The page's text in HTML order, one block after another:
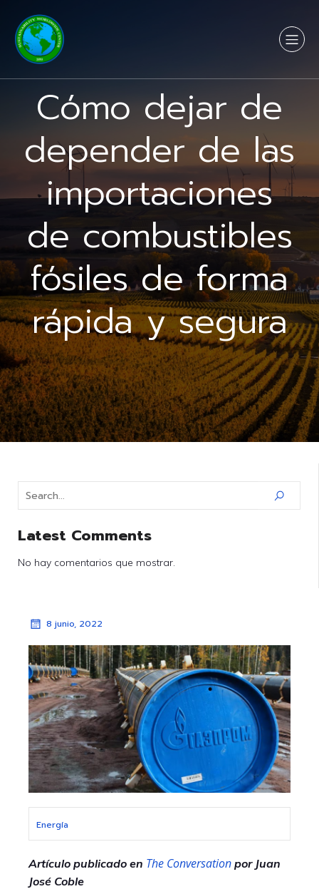
Cómo dejar de
depender de las
importaciones
de combustibles
fósiles de forma
rápida y segura
Latest Comments
No hay comentarios que mostrar.
8 junio, 2022
Energía
Artículo publicado en The Conversation por Juan
José Coble